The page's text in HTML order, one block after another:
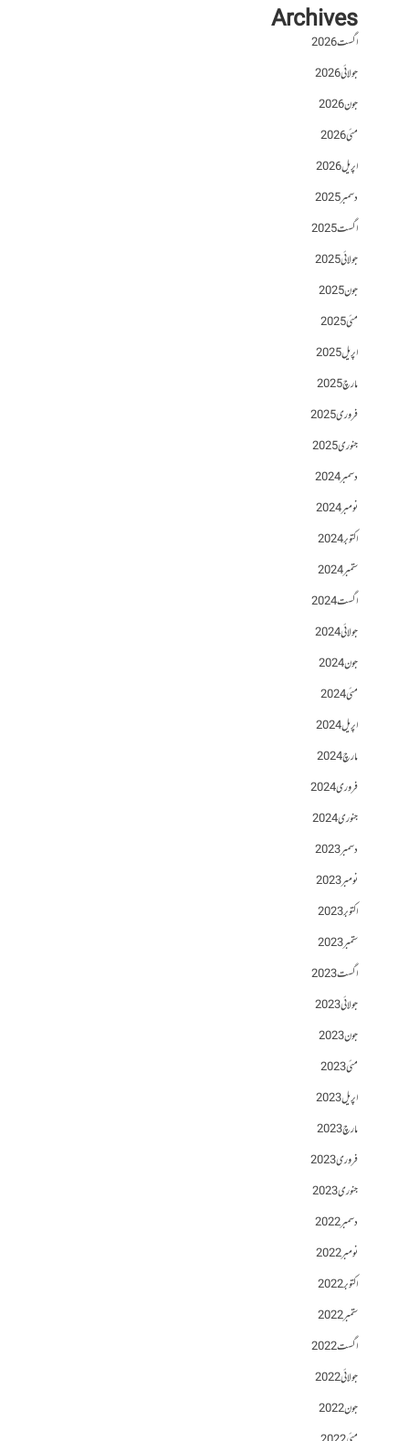
Archives
اگست 2026
جولائی 2026
جون 2026
مئی 2026
اپریل 2026
دسمبر 2025
اگست 2025
جولائی 2025
جون 2025
مئی 2025
اپریل 2025
مارچ 2025
فروری 2025
جنوری 2025
دسمبر 2024
نومبر 2024
اکتوبر 2024
ستمبر 2024
اگست 2024
جولائی 2024
جون 2024
مئی 2024
اپریل 2024
مارچ 2024
فروری 2024
جنوری 2024
دسمبر 2023
نومبر 2023
اکتوبر 2023
ستمبر 2023
اگست 2023
جولائی 2023
جون 2023
مئی 2023
اپریل 2023
مارچ 2023
فروری 2023
جنوری 2023
دسمبر 2022
نومبر 2022
اکتوبر 2022
ستمبر 2022
اگست 2022
جولائی 2022
جون 2022